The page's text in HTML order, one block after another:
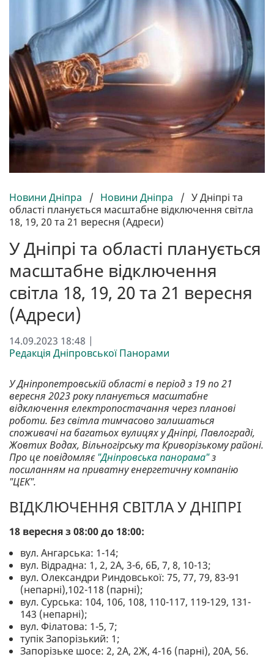
Новини Дніпра / Новини Дніпра / У Дніпрі та
області планується масштабне відключення світла
18, 19, 20 та 21 вересня (Адреси)
У Дніпрі та області планується
масштабне відключення
світла 18, 19, 20 та 21 вересня
(Адреси)
14.09.2023 18:48 |
Редакція Дніпровської Панорами
У Дніпропетровській області в період з 19 по 21
вересня 2023 року планується масштабне
відключення електропостачання через планові
роботи. Без світла тимчасово залишаться
споживачі на багатьох вулицях у Дніпрі, Павлограді,
Жовтих Водах, Вільногірську та Криворізькому районі.
Про це повідомляє"Дніпровська панорама"з
посиланням на приватну енергетичну компанію
"ЦЕК".
ВІДКЛЮЧЕННЯ СВІТЛА У ДНІПРІ
18 вересня з 08:00 до 18:00:
вул. Ангарська: 1-14;
вул. Відрадна: 1, 2, 2А, 3-6, 6Б, 7, 8, 10-13;
вул. Олександри Риндовської: 75, 77, 79, 83-91
(непарні),102-118 (парні);
вул. Сурська: 104, 106, 108, 110-117, 119-129, 131-
143 (непарні);
вул. Філатова: 1-5, 7;
тупік Запорізький: 1;
Запорізьке шосе: 2, 2А, 2Ж, 4-16 (парні), 20А, 56.